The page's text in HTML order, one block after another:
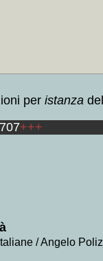
+Con
+
+
+
per istanza
+++
/ Angelo